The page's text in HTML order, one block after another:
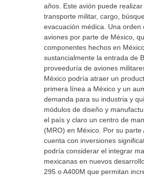
años. Este avión puede realizar
transporte militar, cargo,
evacuación médica. Una orden
aviones por parte de México,
componentes hechos en
sustancialmente la entrada de
proveeduría de aviones
México podría atraer un
primera línea a México y un
demanda para su industria y
módulos de diseño y
el país y claro un centro de
(MRO) en México. Por su parte
cuenta con inversiones
podría considerar el integrar
mexicanas en nuevos
295 o A400M que permitan